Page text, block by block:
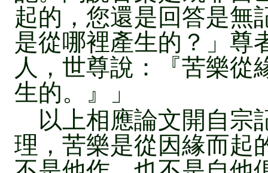
起的，您還是回答是無
是從哪裡產生的？」尊
人，世尊說：『苦樂從
生的。』」
以上相應論文開自宗
理，苦樂是從因緣而起